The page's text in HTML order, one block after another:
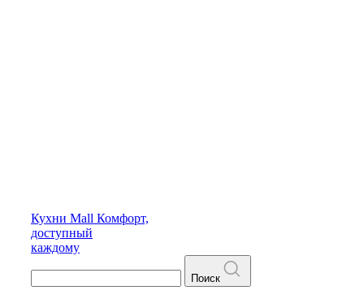
Кухни Mall Комфорт,
доступный
каждому
Поиск